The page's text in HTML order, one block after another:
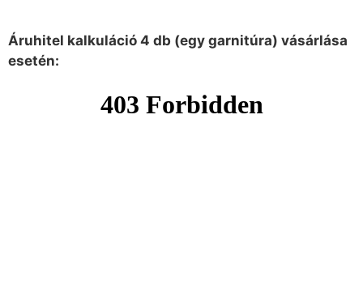
Áruhitel kalkuláció 4 db (egy garnitúra) vásárlása
esetén: